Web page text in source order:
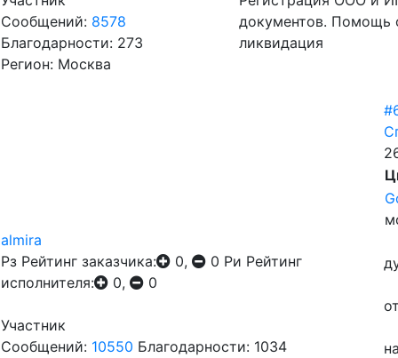
Сообщений: 8578
Благодарности: 273
Регион: Москва
документов. Помощь
ликвидация
almira
Рз Рейтинг заказчика: 0, 0 Ри Рейтинг
исполнителя:
0, 0
Участник
Сообщений: 10550 Благодарности: 1034